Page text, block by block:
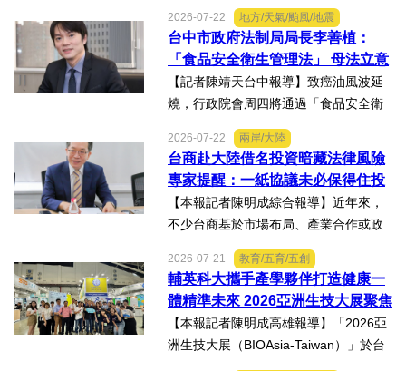
燒傷，在加護病房搶救超過兩個月，並
歷經在陽光基金會近一年的漫長復復健
及陪伴下，芸芸將於八月重返...
2026-07-22 地方/天氣/颱風/地震
台中市政府法制局局長李善植：
「食品安全衛生管理法」 母法立意
良善但子法標準過於寬鬆、處罰欠
缺嚇阻力、第一線缺乏足夠的人力
【記者陳靖天台中報導】致癌油風波延
燒，行政院會周四將通過「食品安全衛
說明十大修法重點，其中增訂地方主管
機關風險導向查核機制、強化業者異常
通報責任及加重通報不實處...
2026-07-22 兩岸/大陸
台商赴大陸借名投資暗藏法律風險
專家提醒：一紙協議未必保得住投
資權益
【本報記者陳明成綜合報導】近年來，
不少台商基於市場布局、產業合作或政
陸。然而，看似便利的投資模式，卻可
能隱藏股權歸屬、投資收益、經營控制
權及法律責任等風險，一旦...
2026-07-21 教育/五育/五創
輔英科大攜手產學夥伴打造健康一
體精準未來 2026亞洲生技大展聚焦
精準健康創新實力
【本報記者陳明成高雄報導】「2026亞
洲生技大展（BIOAsia-Taiwan）」於台